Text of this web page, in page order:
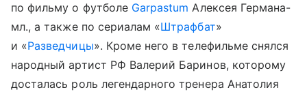
по фильму о футболе Garpastum Алексея Германа-
мл., а также по сериалам «Штрафбат»
и «Разведчицы». Кроме него в телефильме снялся
народный артист РФ Валерий Баринов, которому
досталась роль легендарного тренера Анатолия